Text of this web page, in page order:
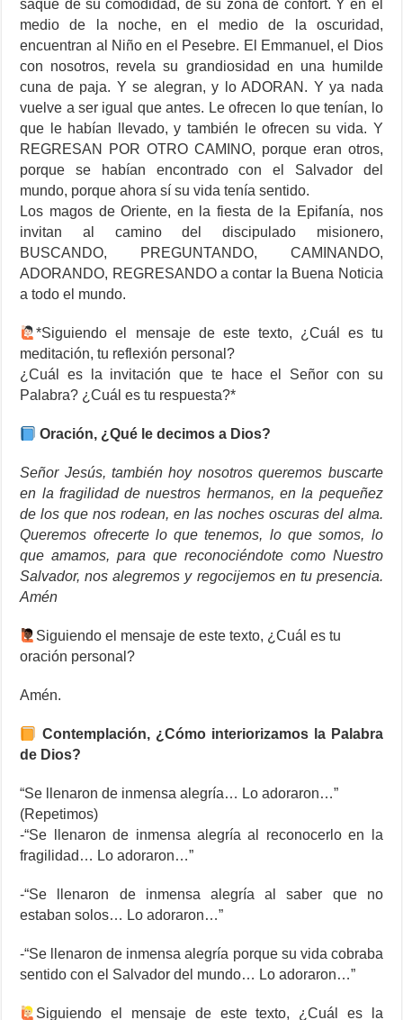
saque de su comodidad, de su zona de confort. Y en el
medio de la noche, en el medio de la oscuridad,
encuentran al Niño en el Pesebre. El Emmanuel, el Dios
con nosotros, revela su grandiosidad en una humilde
cuna de paja. Y se alegran, y lo ADORAN. Y ya nada
vuelve a ser igual que antes. Le ofrecen lo que tenían, lo
que le habían llevado, y también le ofrecen su vida. Y
REGRESAN POR OTRO CAMINO, porque eran otros,
porque se habían encontrado con el Salvador del
mundo, porque ahora sí su vida tenía sentido.
Los magos de Oriente, en la fiesta de la Epifanía, nos
invitan al camino del discipulado misionero,
BUSCANDO, PREGUNTANDO, CAMINANDO,
ADORANDO, REGRESANDO a contar la Buena Noticia
a todo el mundo.
*Siguiendo el mensaje de este texto, ¿Cuál es tu
meditación, tu reflexión personal?
¿Cuál es la invitación que te hace el Señor con su
Palabra? ¿Cuál es tu respuesta?*
Oración, ¿Qué le decimos a Dios?
Señor Jesús, también hoy nosotros queremos buscarte
en la fragilidad de nuestros hermanos, en la pequeñez
de los que nos rodean, en las noches oscuras del alma.
Queremos ofrecerte lo que tenemos, lo que somos, lo
que amamos, para que reconociéndote como Nuestro
Salvador, nos alegremos y regocijemos en tu presencia.
Amén
Siguiendo el mensaje de este texto, ¿Cuál es tu
oración personal?
Amén.
Contemplación, ¿Cómo interiorizamos la Palabra
de Dios?
“Se llenaron de inmensa alegría… Lo adoraron…”
(Repetimos)
-“Se llenaron de inmensa alegría al reconocerlo en la
fragilidad… Lo adoraron…”
-“Se llenaron de inmensa alegría al saber que no
estaban solos… Lo adoraron…”
-“Se llenaron de inmensa alegría porque su vida cobraba
sentido con el Salvador del mundo… Lo adoraron…”
Siguiendo el mensaje de este texto, ¿Cuál es la